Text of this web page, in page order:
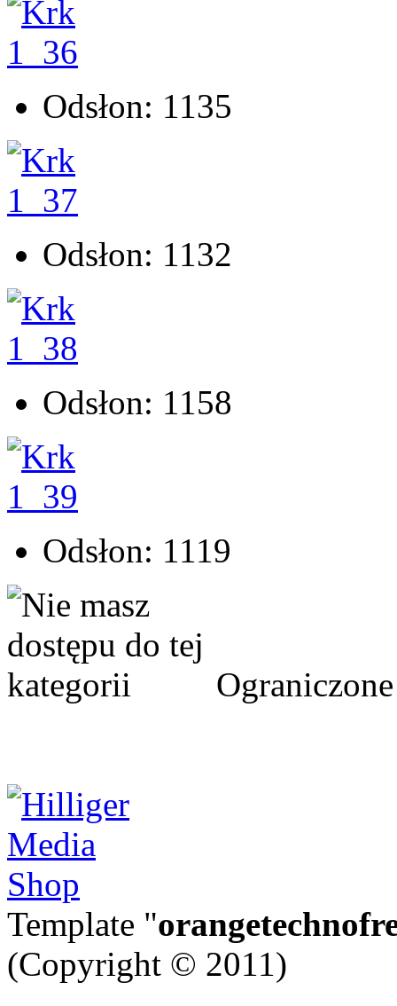
Odsłon: 1135
Odsłon: 1132
Odsłon: 1158
Odsłon: 1119
Template "
(Copyright © 2011)